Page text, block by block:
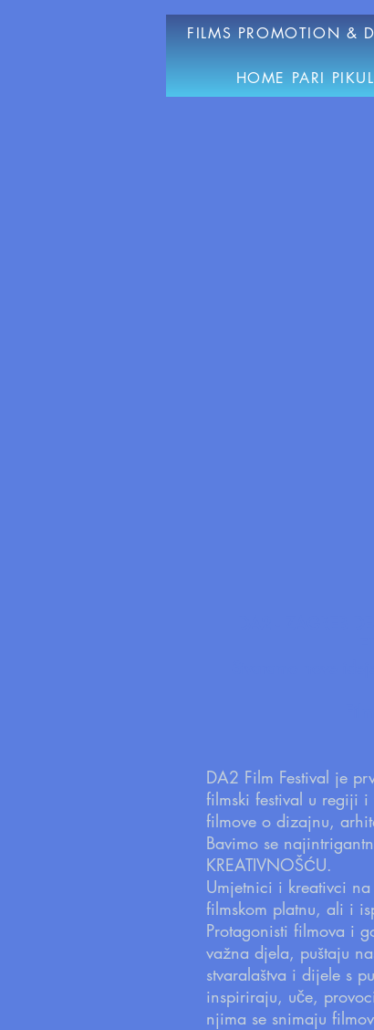
FILMS PROMOTION &
HOME PARI
DA2 Film Festival je
filmski festival u regiji
filmove o dizajnu,
Bavimo se
KREATIVNOŠĆU.
Umjetnici i kreativci
filmskom platnu, ali i
Protagonisti filmova i
važna djela, puštaju
stvaralaštva i dijele s
inspiriraju, uče,
njima se snimaju